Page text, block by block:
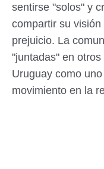
sentirse "solos" y
compartir su
prejuicio. La
"juntadas" en
Uruguay como
movimiento en la